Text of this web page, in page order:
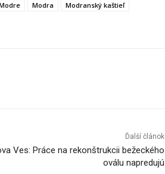
Modra
Modranský kaštieľ
Ďalší článok
Ves: Práce na rekonštrukcii bežeckého
oválu napredujú